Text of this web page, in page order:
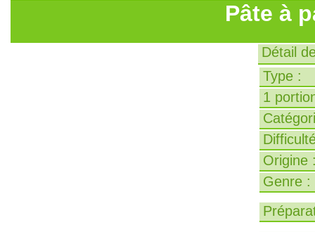
Pâte à
Détail
Type :
1
Origine
Genre :